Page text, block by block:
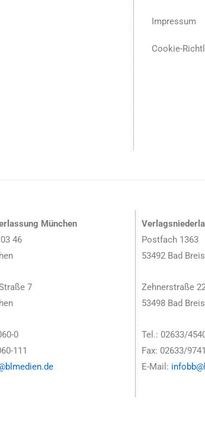
Impressum
Cookie-
München
46
7
0
111
Postfach 1363
53492 Bad
Zehnerstraße
53498 Bad
Tel.: 02633/
Fax: 02633/
E-Mail: